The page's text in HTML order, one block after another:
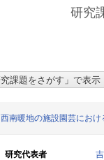
研究
西南暖地の施設園芸にお
研究代表者